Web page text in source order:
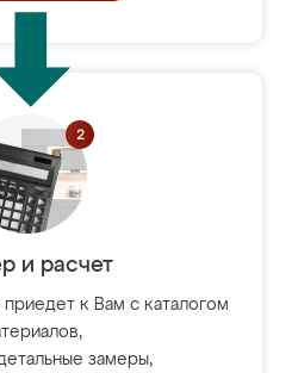
и расчет
к Вам с каталогом
замеры,